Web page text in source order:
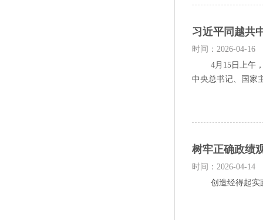
习近平同越共
时间：2026-04-16
4月15日上午，
中央总书记、国家
树牢正确政绩
时间：2026-04-14
创造经得起实践